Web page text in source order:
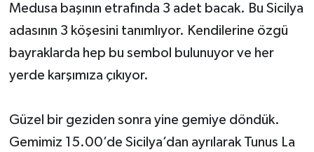
Medusa başının etrafında 3 adet bacak. Bu Sicilya
adasının 3 köşesini tanımlıyor. Kendilerine özgü
bayraklarda hep bu sembol bulunuyor ve her
yerde karşımıza çıkıyor.
Güzel bir geziden sonra yine gemiye döndük.
Gemimiz 15.00’de Sicilya’dan ayrılarak Tunus La